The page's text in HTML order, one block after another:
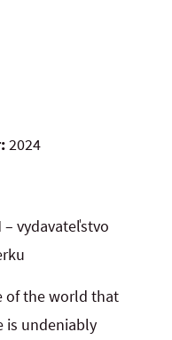
2024
– vydavateľstvo
of the world that
is undeniably